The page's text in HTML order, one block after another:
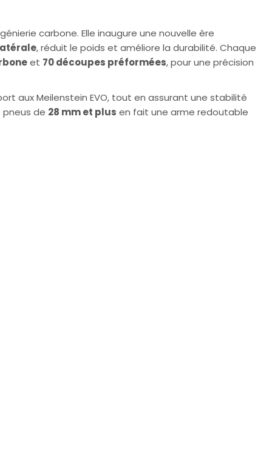
carbone. Elle inaugure une nouvelle ère
, réduit le poids et améliore la durabilité. Chaque
et 70 découpes préformées, pour une précision
aux Meilenstein EVO, tout en assurant une stabilité
pneus de 28 mm et plus en fait une arme redoutable